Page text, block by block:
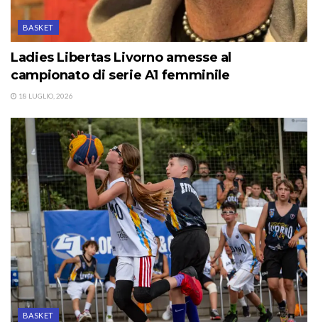
BASKET
Ladies Libertas Livorno amesse al
campionato di serie A1 femminile
18 LUGLIO, 2026
BASKET